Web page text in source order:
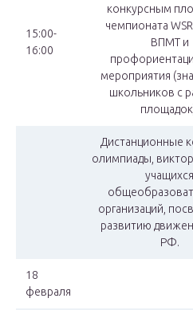
15:00-
16:00
конкурсным
чемпионата
ВПМТ и
мероприятия
школьников с
Дистанционные
олимпиады,
учащихся
организаций,
развитию
РФ.
18
февраля